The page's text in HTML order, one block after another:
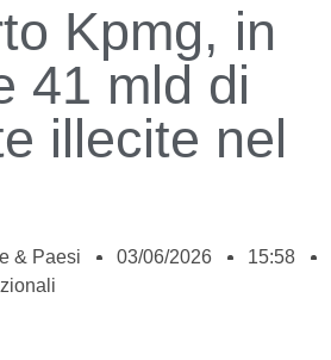
Kpmg, in
41 mld di
illecite nel
& Paesi 03/06/2026
15:58